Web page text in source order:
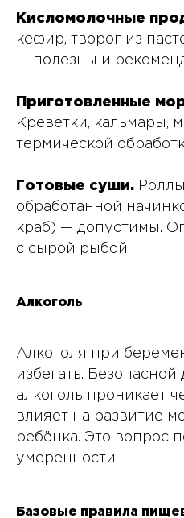
Кисломолочные
кефир, творог из
— полезны и
Приготовленные
Креветки, кальмары,
термической
Готовые суши.
обработанной
краб) — допустимы.
с сырой рыбой.
Алкоголь
Алкоголя при
избегать.
алкоголь проникает
влияет на развитие
ребёнка. Это вопрос
умеренности.
Базовые правила